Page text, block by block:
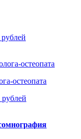
остеопата